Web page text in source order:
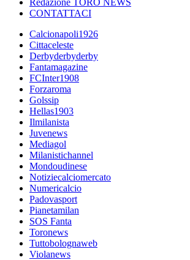
Redazione TORO NEWS
CONTATTACI
Calcionapoli1926
Cittaceleste
Derbyderbyderby
Fantamagazine
FCInter1908
Forzaroma
Golssip
Hellas1903
Ilmilanista
Juvenews
Mediagol
Milanistichannel
Mondoudinese
Notiziecalciomercato
Numericalcio
Padovasport
Pianetamilan
SOS Fanta
Toronews
Tuttobolognaweb
Violanews